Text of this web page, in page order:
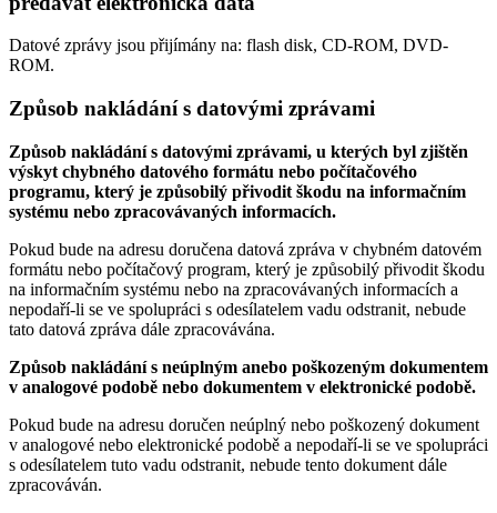
Datové zprávy jsou přijímány na: flash disk, CD-ROM, DVD-
ROM.
Způsob nakládání s datovými zprávami
Způsob nakládání s datovými zprávami, u kterých byl zjištěn
výskyt chybného datového formátu nebo počítačového
programu, který je způsobilý přivodit škodu na informačním
systému nebo zpracovávaných informacích.
Pokud bude na adresu doručena datová zpráva v chybném datovém
formátu nebo počítačový program, který je způsobilý přivodit škodu
na informačním systému nebo na zpracovávaných informacích a
nepodaří-li se ve spolupráci s odesílatelem vadu odstranit, nebude
tato datová zpráva dále zpracovávána.
Způsob nakládání s neúplným anebo poškozeným dokumentem
v analogové podobě nebo dokumentem v elektronické podobě.
Pokud bude na adresu doručen neúplný nebo poškozený dokument
v analogové nebo elektronické podobě a nepodaří-li se ve spolupráci
s odesílatelem tuto vadu odstranit, nebude tento dokument dále
zpracováván.